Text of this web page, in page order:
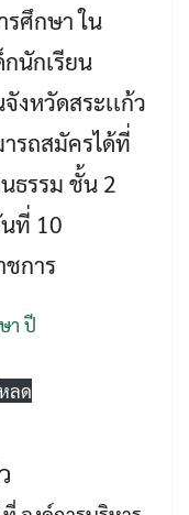
ศึกษา ใน
นักเรียน
งหวัดสระเเก้ว
รถสมัครได้ที่
ธรรม ชั้น 2
ที่ 10
ชการ
า ปี
ลด